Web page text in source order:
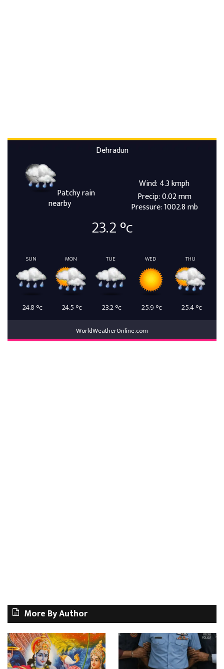
Dehradun
Patchy rain
nearby
Wind: 4.3 kmph
Precip: 0.02 mm
Pressure: 1002.8 mb
23.2°c
SUN
24.8 °c
MON
24.5 °c
TUE
23.2°c
WED
25.9 °c
THU
25.4°c
WorldWeatherOnline.com
More By Author